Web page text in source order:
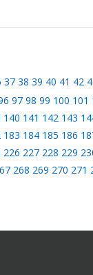
37 38 39 40 41 42
97 98 99 100 101
140 141 142 143
183 184 185 186
226 227 228 229
268 269 270 271